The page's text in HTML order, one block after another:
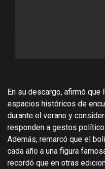
En su descargo, afirmó
espacios históricos de
durante el verano y
responden a gestos
Además, remarcó que el
cada año a una figura
recordó que en otras